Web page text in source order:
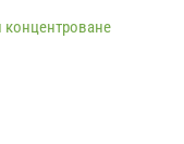
концентроване